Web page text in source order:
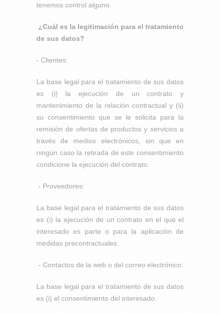
tenemos control alguno.
¿Cuál es la legitimación para el tratamiento
de sus datos?
- Clientes:
La base legal para el tratamiento de sus datos
es (i) la ejecución de un contrato y
mantenimiento de la relación contractual y (ii)
su consentimiento que se le solicita para la
remisión de ofertas de productos y servicios a
través de medios electrónicos, sin que en
ningún caso la retirada de este consentimiento
condicione la ejecución del contrato.
- Proveedores:
La base legal para el tratamiento de sus datos
es (i) la ejecución de un contrato en el que el
interesado es parte o para la aplicación de
medidas precontractuales.
- Contactos de la web o del correo electrónico:
La base legal para el tratamiento de sus datos
es (i) el consentimiento del interesado.